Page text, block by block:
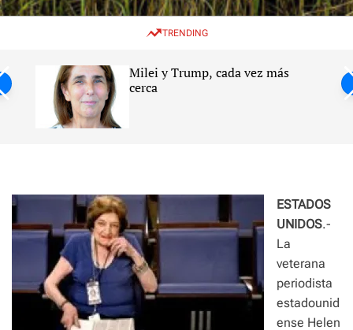
w
c
e
e
TRENDING
Milei y Trump, cada vez más
cerca
ESTADOS
UNIDOS.-
La
veterana
periodista
estadounid
ense Helen